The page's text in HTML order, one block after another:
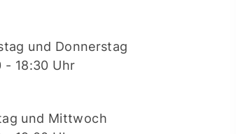
und Donnerstag
- 18:30 Uhr
und Mittwoch